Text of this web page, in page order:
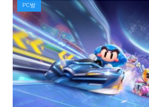
PC방